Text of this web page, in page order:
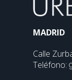
MADRID
Calle
Teléfono: